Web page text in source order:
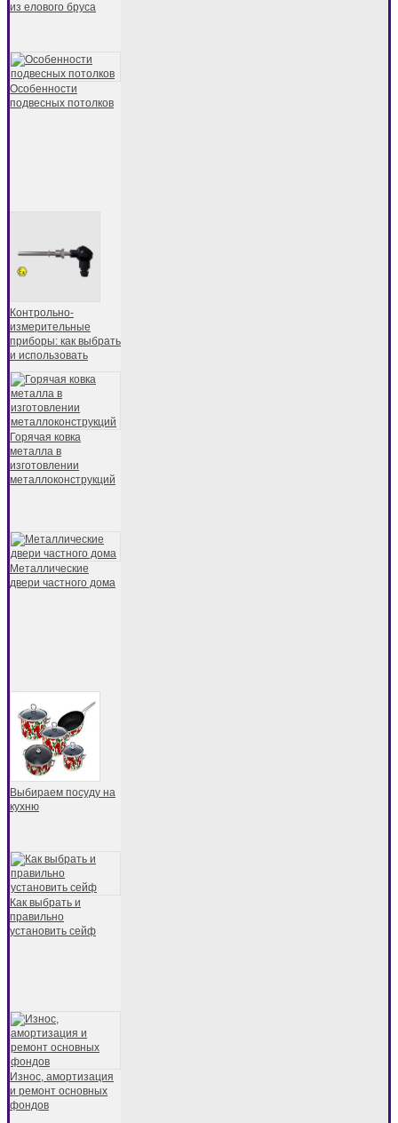
из елового бруса
Особенности
подвесных потолков
Контрольно-
измерительные
приборы: как выбрать
и использовать
Горячая ковка
металла в
изготовлении
металлоконструкций
Металлические
двери частного дома
Выбираем посуду на
кухню
Как выбрать и
правильно
установить сейф
Износ, амортизация
и ремонт основных
фондов